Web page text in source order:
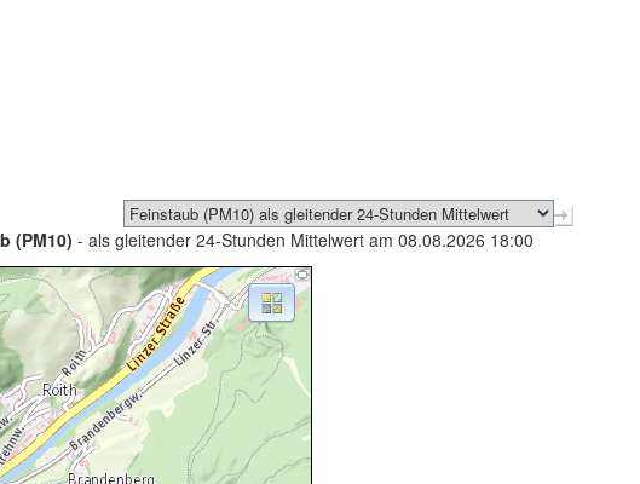
(PM10) - als gleitender 24-Stunden Mittelwert am 08.08.2026 18:00